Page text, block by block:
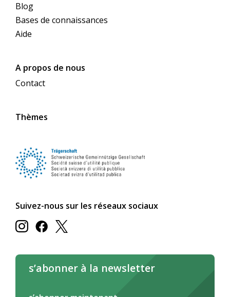
Blog
Bases de connaissances
Aide
A propos de nous
Contact
Thèmes
Suivez-nous sur les réseaux sociaux
s’abonner à la newsletter